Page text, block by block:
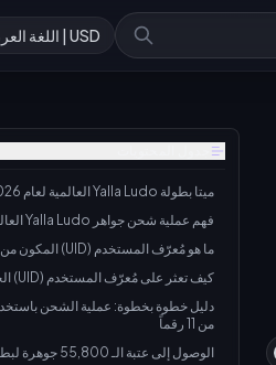
USD | اللغة العربية
ميتا بطولة Yalla Ludo العالمية لعام 2026
فهم عملية شحن جواهر Yalla Ludo العالمية لعام 2026
ما هو مُعرّف المستخدم (UID) المكون من 11 رقماً؟
كيف تعثر على مُعرّف المستخدم (UID) الخاص بك؟
من 11 رقماً
الوصول إلى عتبة الـ 55,800 جوهرة لبطولة أفضل 100 لاعب